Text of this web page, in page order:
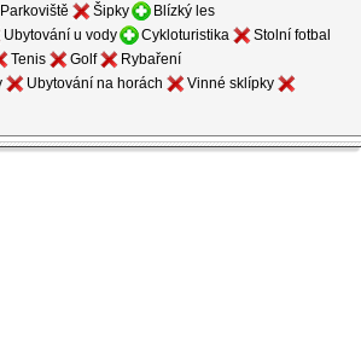
Parkoviště Šipky
Blízký les
Ubytování u vody Cykloturistika
Stolní fotbal
Tenis Golf
Rybaření
Ubytování na horách
Vinné sklípky